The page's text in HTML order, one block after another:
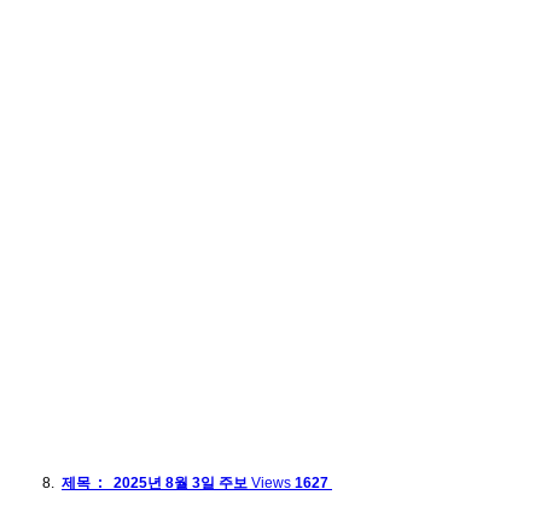
제목 : 2025년 8월 3일 주보 Views 1627